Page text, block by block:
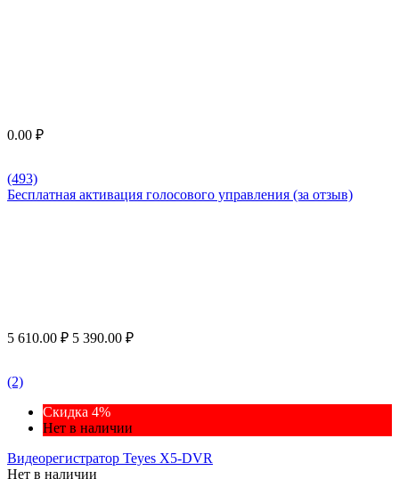
0.00 ₽
(493)
Бесплатная активация голосового управления (за отзыв)
5 610.00 ₽ 5 390.00 ₽
(2)
Скидка 4%
Нет в наличии
Видеорегистратор Teyes X5-DVR
Нет в наличии